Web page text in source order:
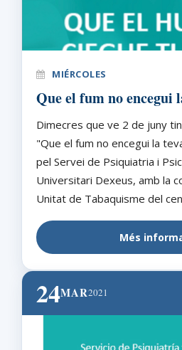
MIÉRCOLES
Que el fum no encegui
Dimecres que ve 2 de juny
"Que el fum no encegui la
pel Servei de Psiquiatria i
Universitari Dexeus, amb la
Unitat de Tabaquisme del
Més
24MAR2021